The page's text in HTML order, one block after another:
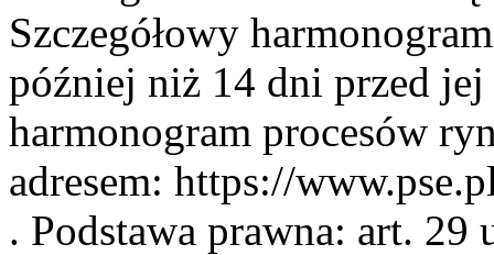
Szczegółowy
później niż 14 dni przed
harmonogram procesów
adresem: https://
. Podstawa prawna: art. 29